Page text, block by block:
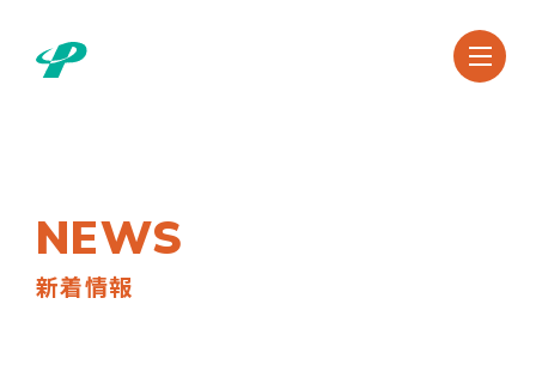
NEWS
新着情報